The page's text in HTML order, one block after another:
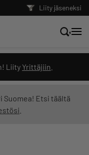
Liity jäseneksi
Liity Yrittäjiin
Suomea! Etsi täältä